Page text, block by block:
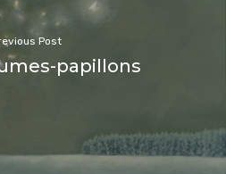
Post
papillons